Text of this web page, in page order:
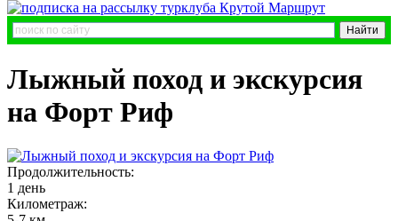
Лыжный поход и экскурсия
на Форт Риф
Продолжительность:
1 день
Километраж: